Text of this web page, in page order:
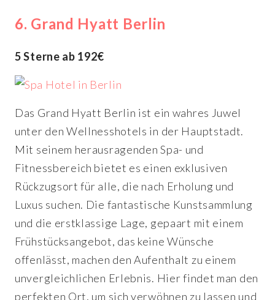
6. Grand Hyatt Berlin
5 Sterne ab 192€
Das Grand Hyatt Berlin ist ein wahres Juwel
unter den Wellnesshotels in der Hauptstadt.
Mit seinem herausragenden Spa- und
Fitnessbereich bietet es einen exklusiven
Rückzugsort für alle, die nach Erholung und
Luxus suchen. Die fantastische Kunstsammlung
und die erstklassige Lage, gepaart mit einem
Frühstücksangebot, das keine Wünsche
offenlässt, machen den Aufenthalt zu einem
unvergleichlichen Erlebnis. Hier findet man den
perfekten Ort, um sich verwöhnen zu lassen und